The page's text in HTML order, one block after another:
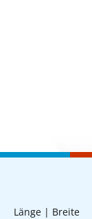
Länge | Breite